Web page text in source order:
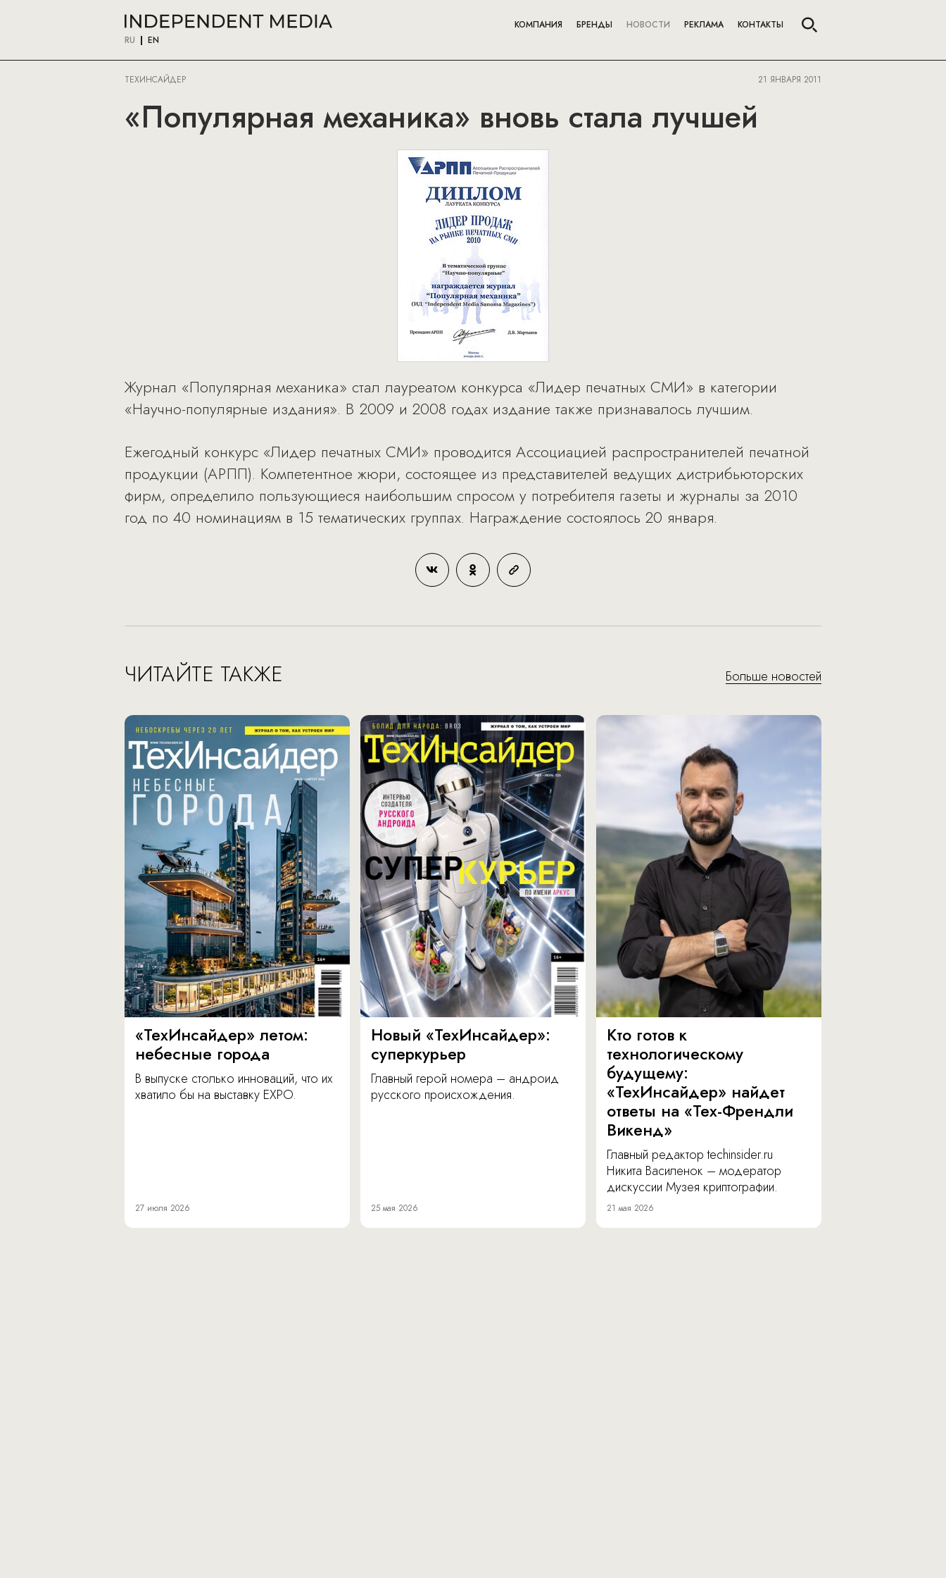
RU EN
КОМПАНИЯ БРЕНДЫ НОВОСТИ РЕКЛАМА КОНТАКТЫ
ТЕХИНСАЙДЕР 21 ЯНВАРЯ 2011
«Популярная механика» вновь стала лучшей
Журнал «Популярная механика» стал лауреатом конкурса «Лидер печатных СМИ» в категории
«Научно-популярные издания». В 2009 и 2008 годах издание также признавалось лучшим.
Ежегодный конкурс «Лидер печатных СМИ» проводится Ассоциацией распространителей печатной
продукции (АРПП). Компетентное жюри, состоящее из представителей ведущих дистрибьюторских
фирм, определило пользующиеся наибольшим спросом у потребителя газеты и журналы за 2010
год по 40 номинациям в 15 тематических группах. Награждение состоялось 20 января.
ЧИТАЙТЕ ТАКЖЕ Больше новостей
«ТехИнсайдер» летом:
небесные города
В выпуске столько инноваций, что их
хватило бы на выставку EXPO.
27 июля 2026
Новый «ТехИнсайдер»:
суперкурьер
Главный герой номера – андроид
русского происхождения.
25 мая 2026
Кто готов к
технологическому
будущему:
«ТехИнсайдер» найдет
ответы на «Тех-Френдли
Викенд»
Главный редактор techinsider.ru
Никита Василенок – модератор
дискуссии Музея криптографии.
21 мая 2026